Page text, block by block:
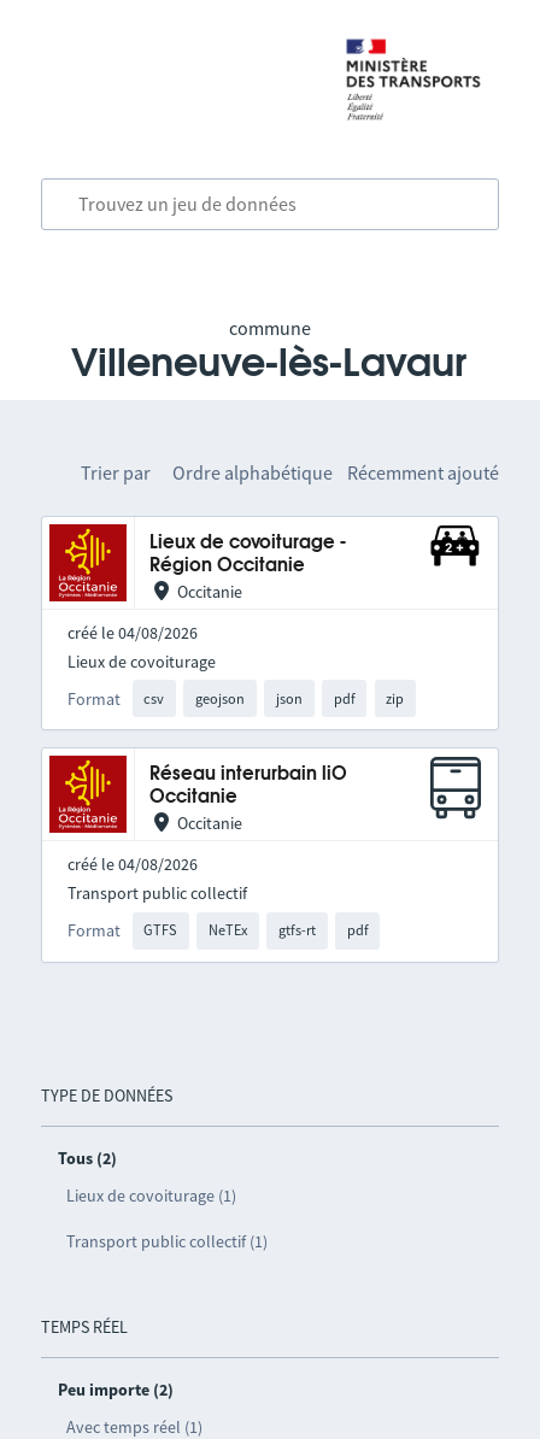
commune
Villeneuve-lès-Lavaur
TYPE DE DONNÉES
Tous (2)
Lieux de covoiturage (1)
Transport public collectif (1)
TEMPS RÉEL
Peu importe (2)
Avec temps réel (1)
Trier par Ordre alphabétique Récemment ajouté
Lieux de covoiturage -
Région Occitanie
Occitanie
créé le 04/08/2026
Format csv geojson json pdf zip
Lieux de covoiturage
Réseau interurbain liO
Occitanie
Occitanie
créé le 04/08/2026
Format GTFS NeTEx gtfs-rt pdf
Transport public collectif